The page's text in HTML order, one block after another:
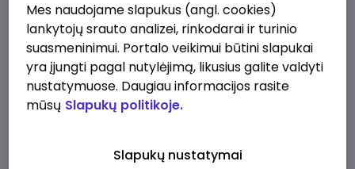
prieš 1 d.
Veiklos užtikrinimo ir atitikties vyr. ekspertas
(-ė) (Kaunas) (Kaunas, LT)
Mes naudojame slapukus (angl. cookies)
lankytojų srauto analizei, rinkodarai ir turinio
suasmeninimui. Portalo veikimui būtini slapukai
yra įjungti pagal nutylėjimą, likusius galite valdyti
nustatymuose. Daugiau informacijos rasite
mūsų Slapukų politikoje.
Slapukų nustatymai